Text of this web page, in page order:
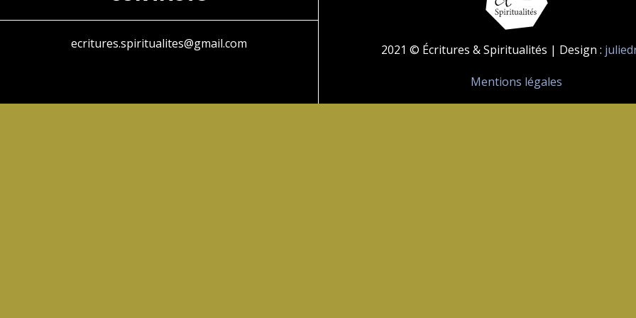
ecritures.spiritualites@gmail.com 2021 © Écritures & Spiritualités | Design :
Mentions légales